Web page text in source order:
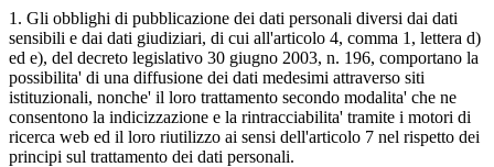
1. Gli obblighi di pubblicazione dei dati personali diversi dai dati
sensibili e dai dati giudiziari, di cui all'articolo 4, comma 1, lettera d)
ed e), del decreto legislativo 30 giugno 2003, n. 196, comportano la
possibilita' di una diffusione dei dati medesimi attraverso siti
istituzionali, nonche' il loro trattamento secondo modalita' che ne
consentono la indicizzazione e la rintracciabilita' tramite i motori di
ricerca web ed il loro riutilizzo ai sensi dell'articolo 7 nel rispetto dei
principi sul trattamento dei dati personali.